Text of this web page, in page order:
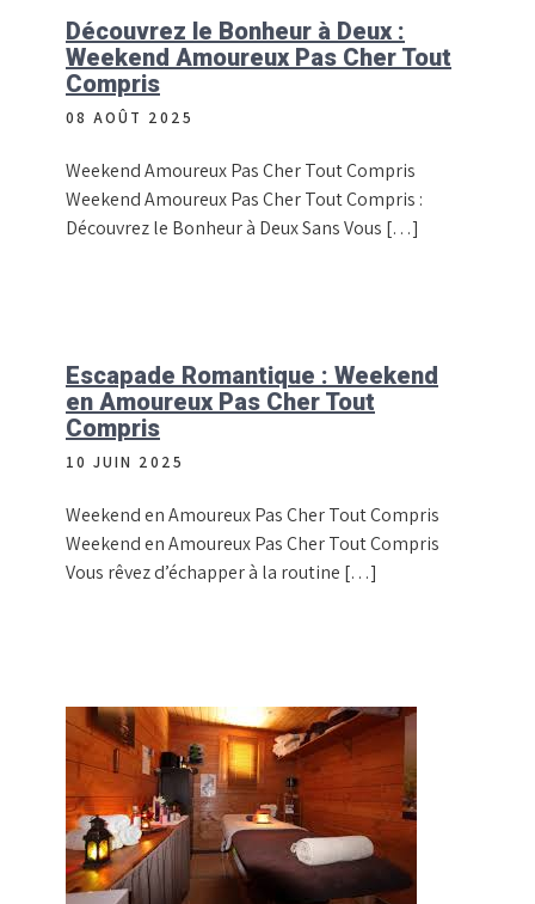
Découvrez le Bonheur à Deux :
Weekend Amoureux Pas Cher Tout
Compris
08 AOÛT 2025
Weekend Amoureux Pas Cher Tout Compris
Weekend Amoureux Pas Cher Tout Compris :
Découvrez le Bonheur à Deux Sans Vous […]
Escapade Romantique : Weekend
en Amoureux Pas Cher Tout
Compris
10 JUIN 2025
Weekend en Amoureux Pas Cher Tout Compris
Weekend en Amoureux Pas Cher Tout Compris
Vous rêvez d’échapper à la routine […]